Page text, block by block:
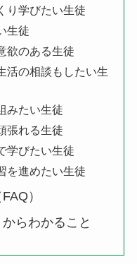
り学びたい生徒
生徒
欲のある生徒
活の相談もしたい生
みたい生徒
張れる生徒
学びたい生徒
を進めたい生徒
）
らわかること